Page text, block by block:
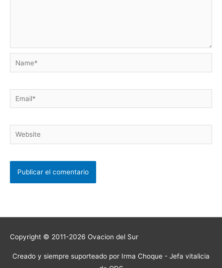
Name*
Email*
Website
Copyright © 2011-2026 Ovacion del Sur
Creado y siempre suporteado por Irma Choque - Jefa vitalicia